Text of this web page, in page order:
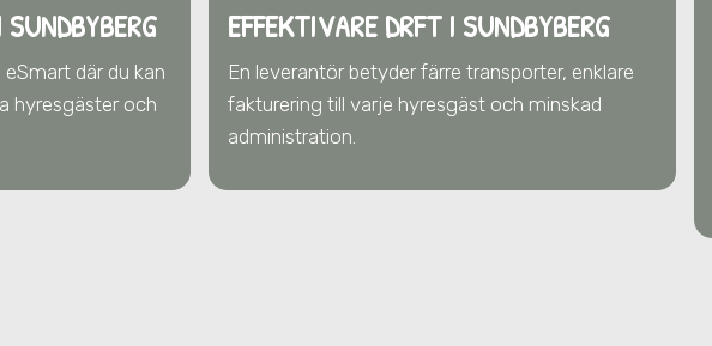
där du kan
hyresgäster och
EFFEKTIVARE DRFT I SUNDBYBERG
En leverantör betyder färre transporter, enklare
fakturering till varje hyresgäst och minskad
administration.